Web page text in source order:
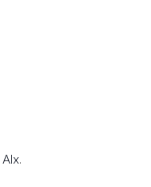
Alx.